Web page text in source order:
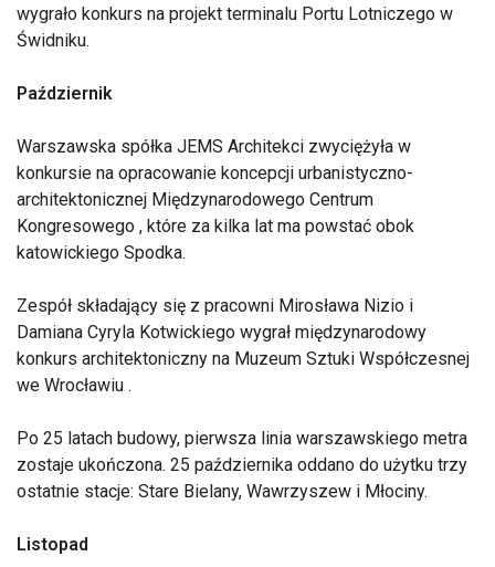
wygrało konkurs na projekt terminalu Portu Lotniczego w
Świdniku.
Październik
Warszawska spółka JEMS Architekci zwyciężyła w
konkursie na opracowanie koncepcji urbanistyczno-
architektonicznej Międzynarodowego Centrum
Kongresowego , które za kilka lat ma powstać obok
katowickiego Spodka.
Zespół składający się z pracowni Mirosława Nizio i
Damiana Cyryla Kotwickiego wygrał międzynarodowy
konkurs architektoniczny na Muzeum Sztuki Współczesnej
we Wrocławiu .
Po 25 latach budowy, pierwsza linia warszawskiego metra
zostaje ukończona. 25 października oddano do użytku trzy
ostatnie stacje: Stare Bielany, Wawrzyszew i Młociny.
Listopad